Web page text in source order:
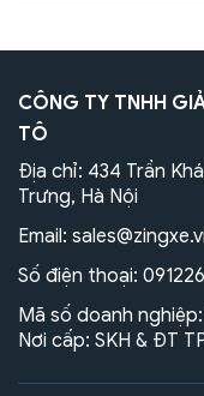
CÔNG TY TNHH
TÔ
Địa chỉ: 434 Trần
Trưng, Hà Nội
Email:
Số điện thoại:
Mã số doanh
Nơi cấp: SKH & ĐT